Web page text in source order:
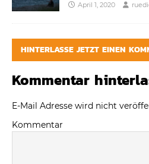
April 1, 2020
HINTERLASSE JETZT EINEN
Kommentar
E-Mail Adresse wird nicht
Kommentar